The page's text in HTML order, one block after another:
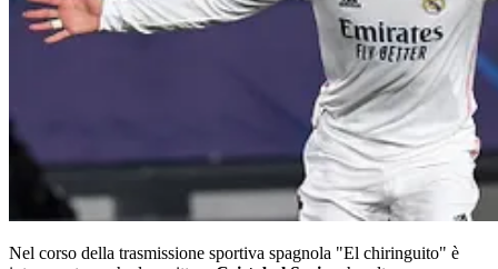
Nel corso della trasmissione sportiva spagnola "El chiringuito" è